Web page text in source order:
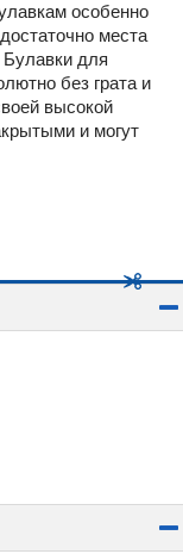
особенно
места
для
без грата и
высокой
и могут